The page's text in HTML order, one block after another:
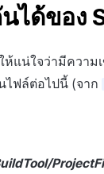
ได้ของ
น่ใจว่ามีความ
ไฟล์ต่อไปนี้ (จาก